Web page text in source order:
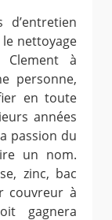
nettoyage
à
personne,
en toute
années
passion du
un nom.
zinc, bac
couvreur à
gagnera